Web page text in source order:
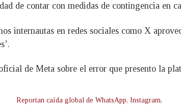
de contar con medidas de contingencia en
internautas en redes sociales como X
de Meta sobre el error que presento la
Reportan caída global de WhatsApp, Instagram,